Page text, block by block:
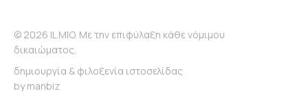
© 2026 IL MIO. Με την επιφύλαξη κάθε νόμιμου
δικαιώματος.
δημιουργία & φιλοξενία ιστοσελίδας
bymanbiz